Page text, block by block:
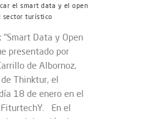
el smart data y el open
sector turístico
"Smart Data y Open
presentado por
de Albornoz,
Thinktur, el
18 de enero en el
En el